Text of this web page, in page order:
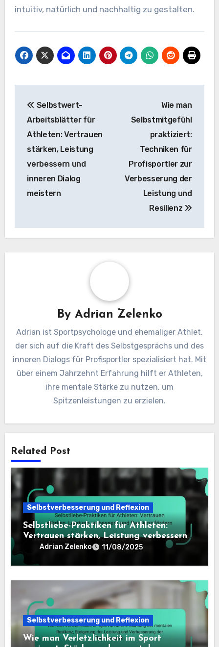
intuitiv, natürlich und nachhaltig zu gestalten.
navigation
Selbstwert-
Arbeitsblätter für
Athleten: Vertrauen
stärken, Leistung
verbessern und
inneren Dialog
meistern
Wie man
Selbstmitgefühl
praktiziert:
Techniken für
Profisportler zur
Verbesserung der
Leistung und
Resilienz
By Adrian Zelenko
Adrian ist Sportpsychologe und ehemaliger Athlet,
der sich auf die Kraft des Selbstgesprächs und des
inneren Dialogs für Profisportler spezialisiert hat. Mit
über einem Jahrzehnt Erfahrung hilft er Athleten,
ihre mentale Stärke zu nutzen, um
Spitzenleistungen zu erzielen.
Related Post
Selbstverbesserung und Reflexion
Selbstliebe-Praktiken für Athleten:
Vertrauen stärken, Leistung verbessern
und Resilienz fördern
Adrian Zelenko 11/08/2025
Selbstverbesserung und Reflexion
Wie man Verletzlichkeit im Sport